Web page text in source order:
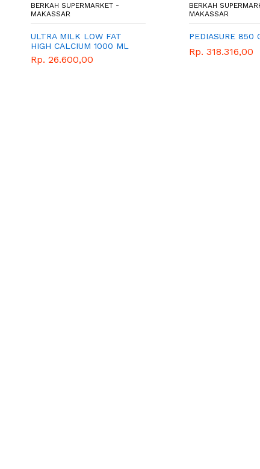
BERKAH SUPERMARKET -
MAKASSAR
ULTRA MILK LOW FAT
HIGH CALCIUM 1000 ML
Rp. 26.600,00
BERKAH
MAKASSAR
PEDIASURE 850
Rp. 318.316,00